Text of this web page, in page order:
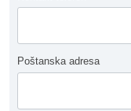
Poštanska adresa